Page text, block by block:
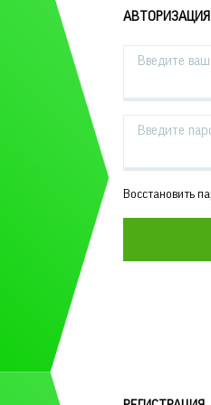
АВТОРИЗАЦИЯ
Введите
Введите
Восстановить